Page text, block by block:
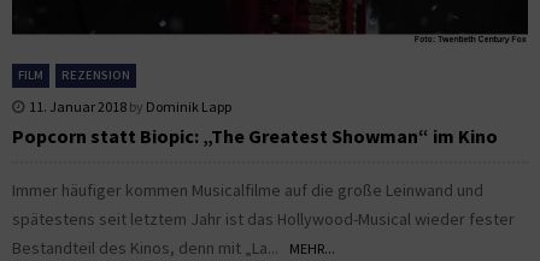
FILM REZENSION
11. Januar 2018 by Dominik Lapp
Popcorn statt Biopic: „The Greatest Showman“ im Kino
Immer häufiger kommen Musicalfilme auf die große Leinwand und
spätestens seit letztem Jahr ist das Hollywood-Musical wieder fester
Bestandteil des Kinos, denn mit „La...
MEHR...